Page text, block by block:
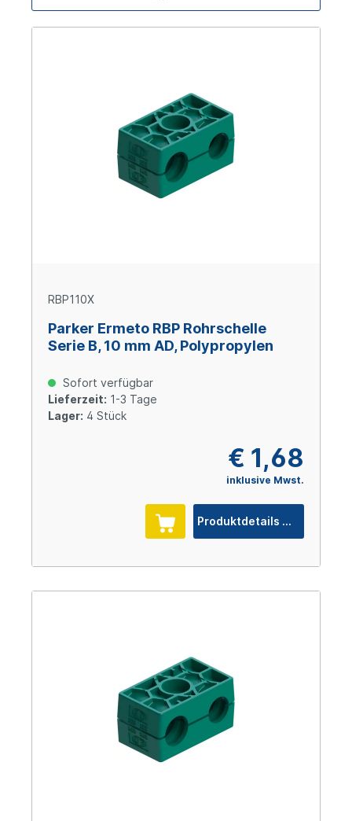
RBP110X
Parker Ermeto RBP Rohrschelle
Serie B, 10 mm AD, Polypropylen
Sofort verfügbar
Lieferzeit: 1-3 Tage
Lager: 4 Stück
€ 1,68
inklusive Mwst.
Produktdetails